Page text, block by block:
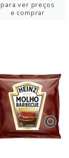
para ver preços
e comprar